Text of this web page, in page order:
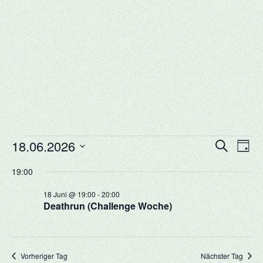
Veranstaltungen
18.
und
SucheTag
18.06.2026
wählen.
19:00
Deathrun (Challenge Woche)
18 Juni @ 19:00 -20:00
Vorheriger Tag Nächster Tag